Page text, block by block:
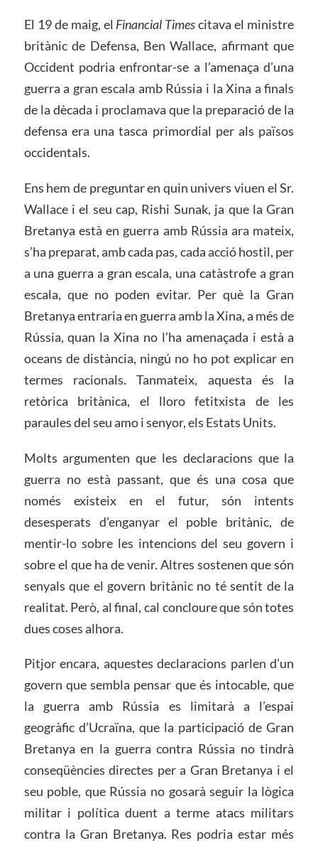
El 19 de maig, el Financial Timescitava el ministre
britànic de Defensa, Ben Wallace, afirmant que
Occident podria enfrontar-se a l’amenaça d’una
guerra a gran escala amb Rússia i la Xina a finals
de la dècada i proclamava que la preparació de la
defensa era una tasca primordial per als països
occidentals.
Ens hem de preguntar en quin univers viuen el Sr.
Wallace i el seu cap, Rishi Sunak, ja que la Gran
Bretanya està en guerra amb Rússia ara mateix,
s’ha preparat, amb cada pas, cada acció hostil, per
a una guerra a gran escala, una catàstrofe a gran
escala, que no poden evitar. Per què la Gran
Bretanya entraria en guerra amb la Xina, a més de
Rússia, quan la Xina no l’ha amenaçada i està a
oceans de distància, ningú no ho pot explicar en
termes racionals. Tanmateix, aquesta és la
retòrica britànica, el lloro fetitxista de les
paraules del seu amo i senyor, els Estats Units.
Molts argumenten que les declaracions que la
guerra no està passant, que és una cosa que
només existeix en el futur, són intents
desesperats d’enganyar el poble britànic, de
mentir-lo sobre les intencions del seu govern i
sobre el que ha de venir. Altres sostenen que són
senyals que el govern britànic no té sentit de la
realitat. Però, al final, cal concloure que són totes
dues coses alhora.
Pitjor encara, aquestes declaracions parlen d’un
govern que sembla pensar que és intocable, que
la guerra amb Rússia es limitarà a l’espai
geogràfic d’Ucraïna, que la participació de Gran
Bretanya en la guerra contra Rússia no tindrà
conseqüències directes per a Gran Bretanya i el
seu poble, que Rússia no gosarà seguir la lògica
militar i política duent a terme atacs militars
contra la Gran Bretanya. Res podria estar més